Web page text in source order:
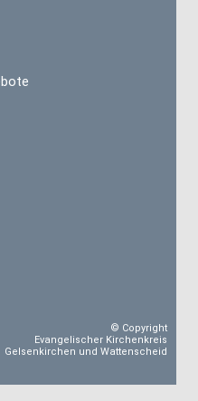
© Copyright
Evangelischer Kirchenkreis
Gelsenkirchen und Wattenscheid